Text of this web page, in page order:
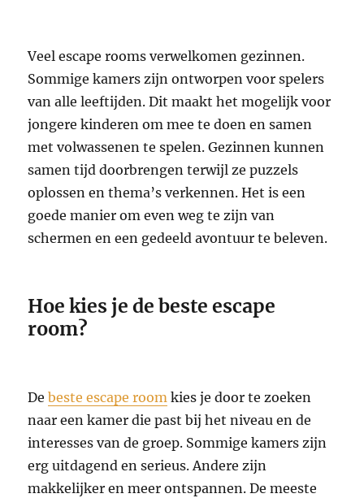
Veel escape rooms verwelkomen gezinnen.
Sommige kamers zijn ontworpen voor spelers
van alle leeftijden. Dit maakt het mogelijk voor
jongere kinderen om mee te doen en samen
met volwassenen te spelen. Gezinnen kunnen
samen tijd doorbrengen terwijl ze puzzels
oplossen en thema’s verkennen. Het is een
goede manier om even weg te zijn van
schermen en een gedeeld avontuur te beleven.
Hoe kies je de beste escape
room?
Debeste escape room kies je door te zoeken
naar een kamer die past bij het niveau en de
interesses van de groep. Sommige kamers zijn
erg uitdagend en serieus. Andere zijn
makkelijker en meer ontspannen. De meeste